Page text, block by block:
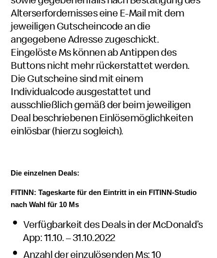
Alterserfordernisses eine E-Mail mit dem
jeweiligen Gutscheincode an die
angegebene Adresse zugeschickt.
Eingelöste Ms können ab Antippen des
Buttons nicht mehr rückerstattet werden.
Die Gutscheine sind mit einem
Individualcode ausgestattet und
ausschließlich gemäß der beim jeweiligen
Deal beschriebenen Einlösemöglichkeiten
einlösbar (hierzu sogleich).
Die einzelnen Deals:
FITINN: Tageskarte für den Eintritt in ein FITINN-Studio
nach Wahl für 10 Ms
Verfügbarkeit des Deals in der McDonald’s
App: 11.10. – 31.10.2022
Anzahl der einzulösenden Ms: 10